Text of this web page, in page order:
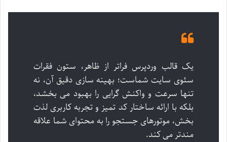
یک قالب وردپرس فراتر از ظاهر، ستون فقرات
سئوی سایت شماست؛ بهینه سازی دقیق آن، نه
تنها سرعت و واکنش گرایی را بهبود می بخشد،
بلکه با ارائه ساختار کد تمیز و تجربه کاربری لذت
بخش، موتورهای جستجو را به محتوای شما علاقه
مندتر می کند.